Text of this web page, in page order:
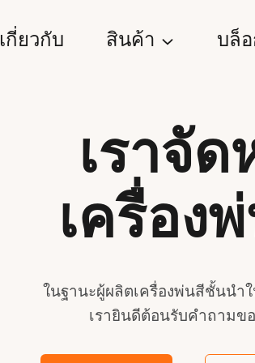
เกี่ยวกับ สินค้า บล็
เราจัด
เครื่อง
ในฐานะผู้ผลิตเครื่องพ่นสีชั้นนำ
เรายินดีต้อนรับคำถามข